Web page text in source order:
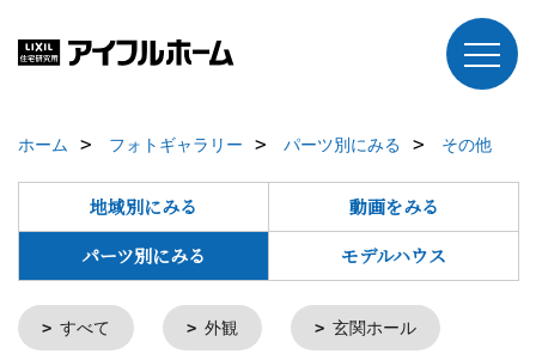
ホーム フォトギャラリー パーツ別にみる その他
地域別にみる
動画をみる
パーツ別にみる
モデルハウス
すべて 外観 玄関ホール